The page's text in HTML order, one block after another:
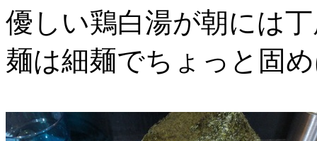
優しい鶏白湯が朝には
麺は細麺でちょっと固